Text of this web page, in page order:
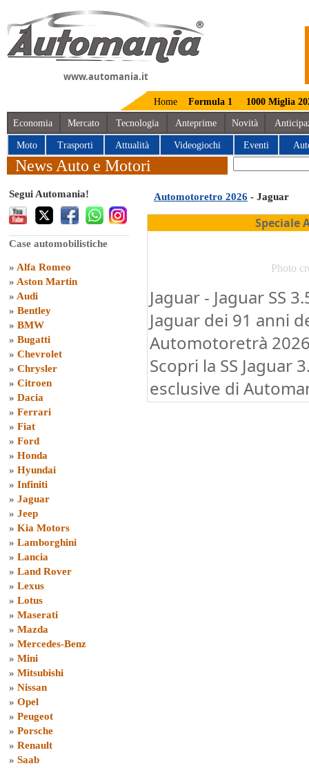
www.automania.it
Home Formula 1 1000 Miglia
Economia Mercato Tecnologia Anteprime Novità
Moto Trasporti Attualità Videogiochi Eventi
News Auto e Motori
Segui Automania!
Case automobilistiche
» Alfa Romeo
» Aston Martin
» Audi
» Bentley
» BMW
» Bugatti
» Chevrolet
» Chrysler
» Citroen
» Dacia
» Ferrari
» Fiat
» Ford
» Honda
» Hyundai
» Infiniti
» Jaguar
» Jeep
» Kia Motors
» Lamborghini
» Lancia
» Land Rover
» Lexus
» Lotus
» Maserati
» Mazda
» Mercedes-Benz
» Mini
» Mitsubishi
» Nissan
» Opel
» Peugeot
» Porsche
» Renault
» Saab
Automotoretro 2026 - Jaguar
Speciale
Photo
Jaguar - Jaguar SS
Jaguar dei 91 anni
Automotoretrà
Scopri la SS Jaguar
esclusive di